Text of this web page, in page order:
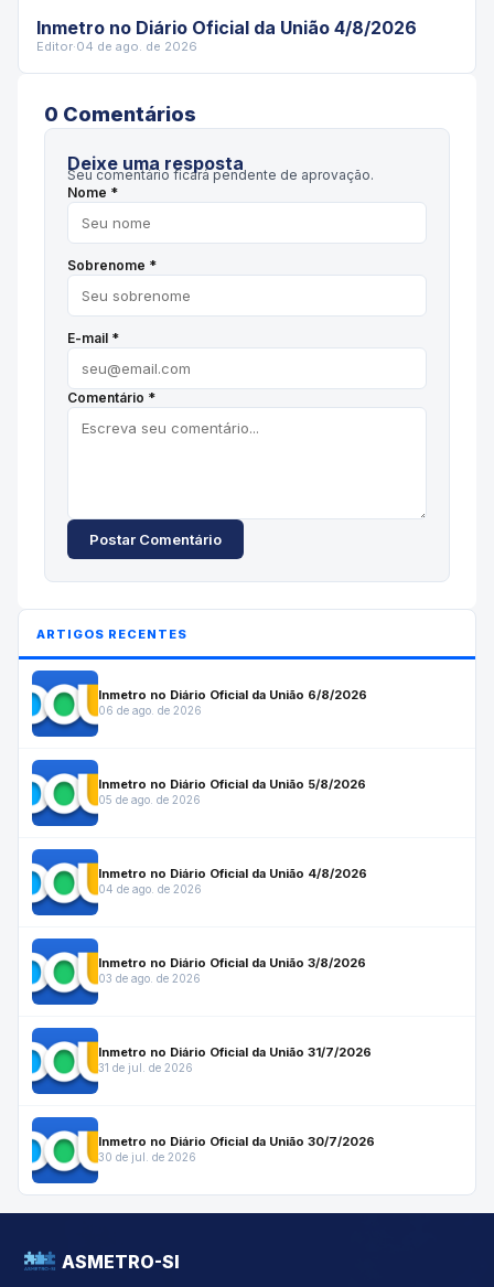
Inmetro no Diário Oficial da União 4/8/2026
Editor·04 de ago. de 2026
0 Comentários
Deixe uma resposta
Seu comentário ficará pendente de aprovação.
Nome *
Sobrenome *
E-mail *
Comentário *
Postar Comentário
ARTIGOS RECENTES
Inmetro no Diário Oficial da União 6/8/2026
06 de ago. de 2026
Inmetro no Diário Oficial da União 5/8/2026
05 de ago. de 2026
Inmetro no Diário Oficial da União 4/8/2026
04 de ago. de 2026
Inmetro no Diário Oficial da União 3/8/2026
03 de ago. de 2026
Inmetro no Diário Oficial da União 31/7/2026
31 de jul. de 2026
Inmetro no Diário Oficial da União 30/7/2026
30 de jul. de 2026
ASMETRO-SI